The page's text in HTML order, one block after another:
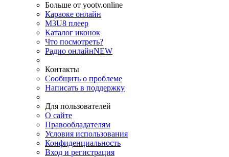
Больше от yootv.online
Караоке онлайн
M3U8 плеер
Каталог иконок
Что посмотреть?
Радио онлайнNEW
Контакты
Сообщить о проблеме
Написать в поддержку
Для пользователей
О сайте
Правообладателям
Условия использования
Конфиденциальность
Вход и регистрация